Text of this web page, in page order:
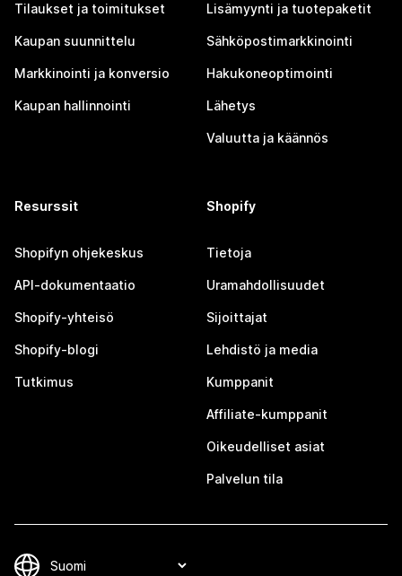
Tilaukset ja toimitukset
Kaupan suunnittelu
Markkinointi ja konversio
Kaupan hallinnointi
Lisämyynti ja tuotepaketit
Sähköpostimarkkinointi
Hakukoneoptimointi
Lähetys
Valuutta ja käännös
Resurssit
Shopifyn ohjekeskus
API-dokumentaatio
Shopify-yhteisö
Shopify-blogi
Tutkimus
Shopify
Tietoja
Uramahdollisuudet
Sijoittajat
Lehdistö ja media
Kumppanit
Affiliate-kumppanit
Oikeudelliset asiat
Palvelun tila